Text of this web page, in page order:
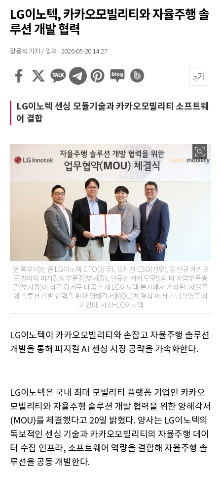
LG이노텍, 카카오모빌리티와 자율주행 솔
루션 개발 협력
장용석 기자 / 입력 : 2026-05-20 14:27
LG이노텍 센싱 모듈기술과 카카오모빌리티 소프트웨
어 결합
(왼쪽부터)민죤 LG이노텍 CTO(상무), 오세진 CSO(전무), 김진규 카카오
모빌리티 피지컬AI 부문장(부사장), 안규진 카카오모빌리티 사업부문총
괄(부사장)이 최근 강서구 마곡 소재 LG이노텍 본사에서 개최된 ‘자율주
행 솔루션 개발 협력을 위한 양해각서(MOU) 체결식’에서 기념촬영을 하
고 있다. 사진=LG이노텍
LG이노텍이 카카오모빌리티와 손잡고 자율주행 솔루션
개발을 통해 피지컬 AI 센싱 시장 공략을 가속화한다.
LG이노텍은 국내 최대 모빌리티 플랫폼 기업인 카카오
모빌리티와 자율주행 솔루션 개발 협력을 위한 양해각서
(MOU)를 체결했다고 20일 밝혔다. 양사는 LG이노텍의
독보적인 센싱 기술과 카카오모빌리티의 자율주행 데이
터 수집 인프라, 소프트웨어 역량을 결합해 자율주행 솔
루션을 공동 개발한다.